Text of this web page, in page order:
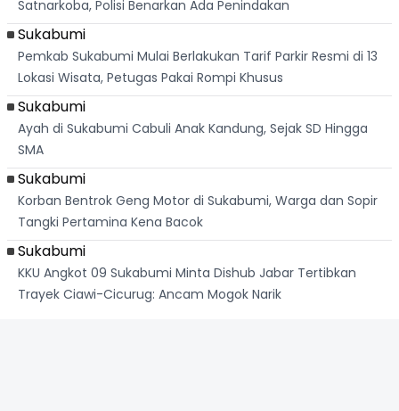
Satnarkoba, Polisi Benarkan Ada Penindakan
Sukabumi
Pemkab Sukabumi Mulai Berlakukan Tarif Parkir Resmi di 13
Lokasi Wisata, Petugas Pakai Rompi Khusus
Sukabumi
Ayah di Sukabumi Cabuli Anak Kandung, Sejak SD Hingga
SMA
Sukabumi
Korban Bentrok Geng Motor di Sukabumi, Warga dan Sopir
Tangki Pertamina Kena Bacok
Sukabumi
KKU Angkot 09 Sukabumi Minta Dishub Jabar Tertibkan
Trayek Ciawi-Cicurug: Ancam Mogok Narik